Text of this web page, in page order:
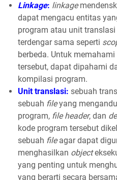
Linkage: linkage
dapat mengacu entitas
program atau unit
terdengar sama seperti
berbeda. Untuk
tersebut, dapat dipahami
kompilasi program.
Unit translasi: sebuah
sebuah fileyang
program, file header, dan
kode program tersebut
sebuah fileagar dapat
menghasilkan object
yang penting untuk
yang berarti secara